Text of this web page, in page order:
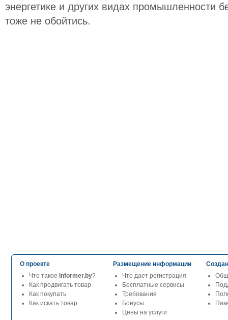
энергетике и других видах промышленности
тоже не обойтись.
О проекте
Что такое Informer.by?
Как продвигать товар
Как покупать
Как искать товар
Размещение информации
Что дает регистрация
Бесплатные сервисы
Требования
Бонусы
Цены на услуги